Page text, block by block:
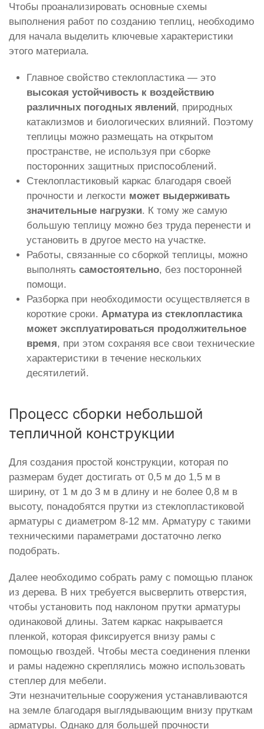
Чтобы проанализировать основные схемы
выполнения работ по созданию теплиц, необходимо
для начала выделить ключевые характеристики
этого материала.
Главное свойство стеклопластика — это
высокая устойчивость к воздействию
различных погодных явлений, природных
катаклизмов и биологических влияний. Поэтому
теплицы можно размещать на открытом
пространстве, не используя при сборке
посторонних защитных приспособлений.
Стеклопластиковый каркас благодаря своей
прочности и легкости может выдерживать
значительные нагрузки. К тому же самую
большую теплицу можно без труда перенести и
установить в другое место на участке.
Работы, связанные со сборкой теплицы, можно
выполнять самостоятельно, без посторонней
помощи.
Разборка при необходимости осуществляется в
короткие сроки. Арматура из стеклопластика
может эксплуатироваться продолжительное
время, при этом сохраняя все свои технические
характеристики в течение нескольких
десятилетий.
Процесс сборки небольшой
тепличной конструкции
Для создания простой конструкции, которая по
размерам будет достигать от 0,5 м до 1,5 м в
ширину, от 1 м до 3 м в длину и не более 0,8 м в
высоту, понадобятся прутки из стеклопластиковой
арматуры с диаметром 8-12 мм. Арматуру с такими
техническими параметрами достаточно легко
подобрать.
Далее необходимо собрать раму с помощью планок
из дерева. В них требуется высверлить отверстия,
чтобы установить под наклоном прутки арматуры
одинаковой длины. Затем каркас накрывается
пленкой, которая фиксируется внизу рамы с
помощью гвоздей. Чтобы места соединения пленки
и рамы надежно скреплялись можно использовать
степлер для мебели.
Эти незначительные сооружения устанавливаются
на земле благодаря выглядывающим внизу пруткам
арматуры. Однако для большей прочности